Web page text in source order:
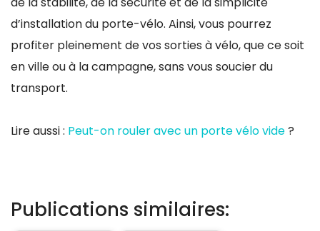
d’installation du porte-vélo. Ainsi, vous pourrez
profiter pleinement de vos sorties à vélo, que ce soit
en ville ou à la campagne, sans vous soucier du
transport.
Lire aussi : Peut-on rouler avec un porte vélo vide?
Publications similaires: